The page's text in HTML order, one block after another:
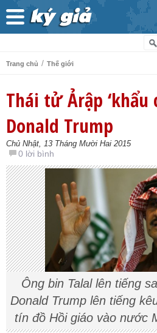
Trang chủ / Thế giới
Thái tử Ảrập ‘khẩu
Donald Trump
Chủ Nhật, 13 Tháng Mười Hai 2015
0 lời bình
Ông bin Talal lên tiếng
Donald Trump lên tiếng
tín đồ Hồi giáo vào nước